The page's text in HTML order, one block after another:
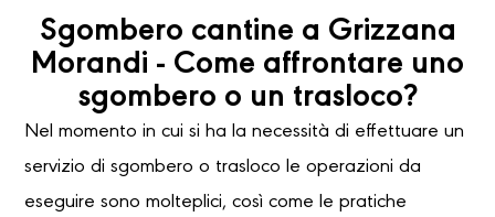
Sgombero cantine a Grizzana
Morandi - Come affrontare uno
sgombero o un trasloco?
Nel momento in cui si ha la necessità di effettuare un
servizio di sgombero o trasloco le operazioni da
eseguire sono molteplici, così come le pratiche